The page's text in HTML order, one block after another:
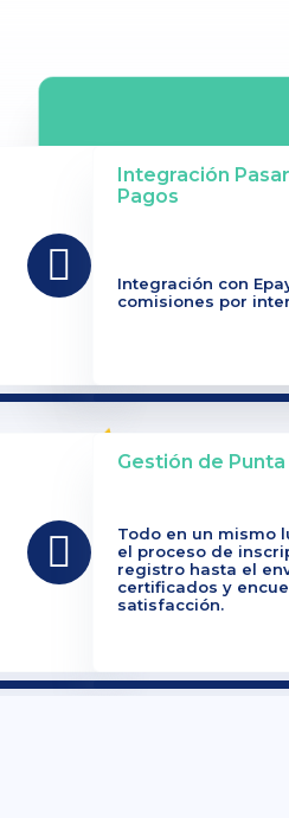
Integración
Pagos
Integración con
comisiones por
Gestión de Punta
Todo en un mismo
el proceso de
registro hasta el
certificados y
satisfacción.